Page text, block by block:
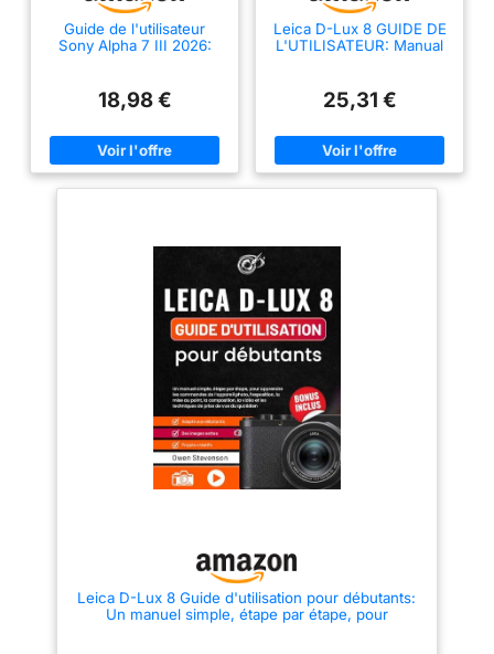
Guide de l'utilisateur
Sony Alpha 7 III 2026:
commandes, l'exposition,
la maîtrise de l'autofocus,
prise de vue créatives.
18,98 €
Leica D-Lux 8 GUIDE DE
L'UTILISATEUR: Manual
manuelles, de
l'exposition, du flux de
techniques
photographiques
concrètes
25,31 €
Leica D-Lux 8 Guide d'utilisation pour débutants:
Un manuel simple, étape par étape, pour